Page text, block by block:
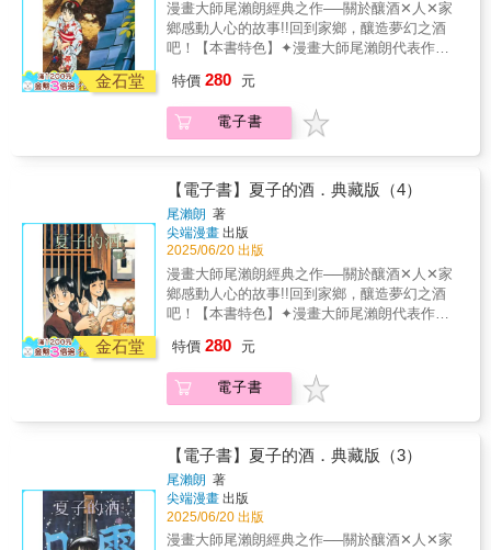
金石堂
漫畫大師尾瀨朗經典之作──關於釀酒✕人✕家
鄉感動人心的故事!!回到家鄉，釀造夢幻之酒
吧！【本書特色】✦漫畫大師尾瀨朗代表作，
劇集的經典釀酒之作！✦放大開本為25K，輕鬆
提升閱讀體驗，暢遊日本酒的世界✦收錄豪華
彩頁，重現尾瀨朗老師精美繪圖✦書末收錄由
她計劃讓當地人一起種植和培育更多的龍錦，
但大家卻因不想承擔辛苦，遲遲沒有給出好回
應。 正當夏子感到氣餒，幾乎要放棄時，一兩
位支持者開始出現。然而，就在這個關鍵時
刻，她最重要的顧問──宮川爺爺卻摔斷了骨
頭。更糟糕的是，颱風也隨之來襲。
特價 280 元
電子書
金石堂
【電子書】夏子的酒．典藏版（4）
尾瀨朗 著
尖端漫畫 出版
2025/06/20 出版
漫畫大師尾瀨朗經典之作──關於釀酒✕人✕家
鄉感動人心的故事!!回到家鄉，釀造夢幻之酒
吧！【本書特色】✦漫畫大師尾瀨朗代表作，
劇集的經典釀酒之作！✦放大開本為25K，輕鬆
提升閱讀體驗，暢遊日本酒的世界✦收錄豪華
彩頁，重現尾瀨朗老師精美繪圖✦書末收錄由
了順利的開端。然而，與夏子一起追求釀酒夢
想的山田杜氏卻突然倒下。夏子的父親提議尋
找新的杜氏，但夏子卻堅決反對。她認為，任
何一個人缺席都無法成就這個夢想。然而，杜
氏的病情卻相當嚴重，情勢令人擔憂。
特價 280 元
電子書
【電子書】夏子的酒．典藏版（3）
尾瀨朗 著
尖端漫畫 出版
2025/06/20 出版
漫畫大師尾瀨朗經典之作──關於釀酒✕人✕家